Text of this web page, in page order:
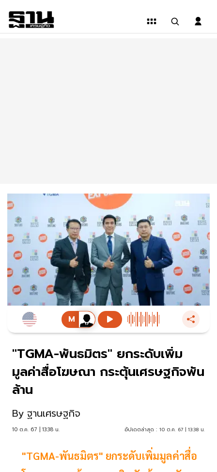
"TGMA-พันธมิตร" ยกระดับเพิ่ม
มูลค่าสื่อโฆษณา กระตุ้นเศรษฐกิจพัน
ล้าน
By ฐานเศรษฐกิจ
10 ต.ค. 67 | 13:38 น. อัปเดตล่าสุด : 10 ต.ค. 67 | 13:38 น.
"TGMA-พันธมิตร" ยกระดับเพิ่มมูลค่าสื่อ